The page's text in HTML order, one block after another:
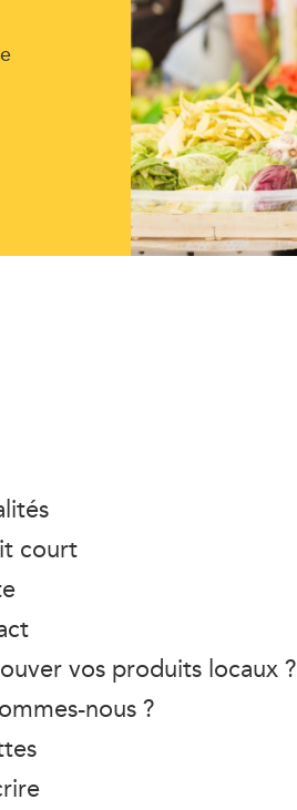
court
vos produits locaux ?
nous ?